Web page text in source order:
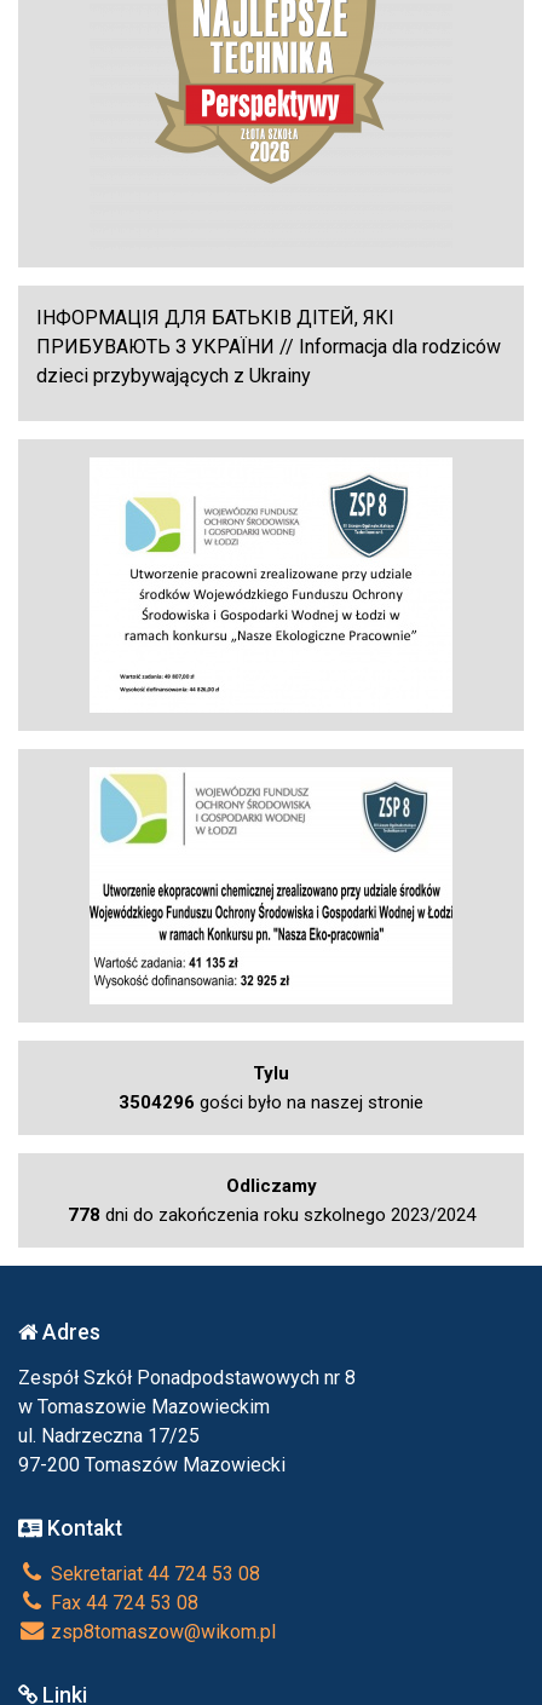
ІНФОРМАЦІЯ ДЛЯ БАТЬКІВ ДІТЕЙ, ЯКІ
ПРИБУВАЮТЬ З УКРАЇНИ // Informacja dla rodziców
dzieci przybywających z Ukrainy
Tylu
3504296 gości było na naszej stronie
Odliczamy
778 dni do zakończenia roku szkolnego 2023/2024
Adres
Zespół Szkół Ponadpodstawowych nr 8
w Tomaszowie Mazowieckim
ul. Nadrzeczna 17/25
97-200 Tomaszów Mazowiecki
Kontakt
Sekretariat 44 724 53 08
Fax 44 724 53 08
zsp8tomaszow@wikom.pl
Linki